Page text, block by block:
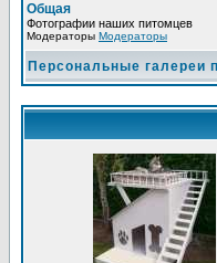
Общая
Фотографии наших питомцев
Модераторы Модераторы
Персональные галереи